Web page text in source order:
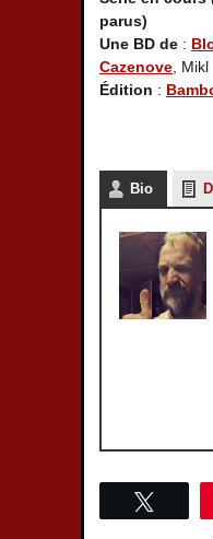
parus)
Une BD de :
Cazenove, Mikl
Édition :
Bio